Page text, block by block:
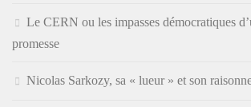
Le CERN ou les impasses démocratiques
promesse
Nicolas Sarkozy, sa « lueur » et son